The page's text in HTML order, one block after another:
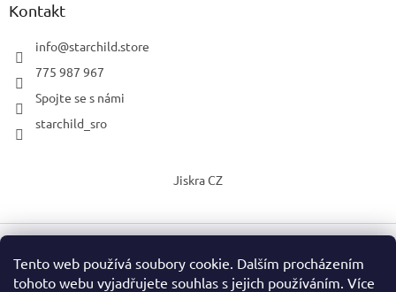
Tento web používá soubory cookie. Dalším procházením
tohoto webu vyjadřujete souhlas s jejich používáním. Více
Kontakt
info@starchild.store
775 987 967
Spojte se s námi
starchild_sro
Jiskra CZ
Vytvořil Shoptet